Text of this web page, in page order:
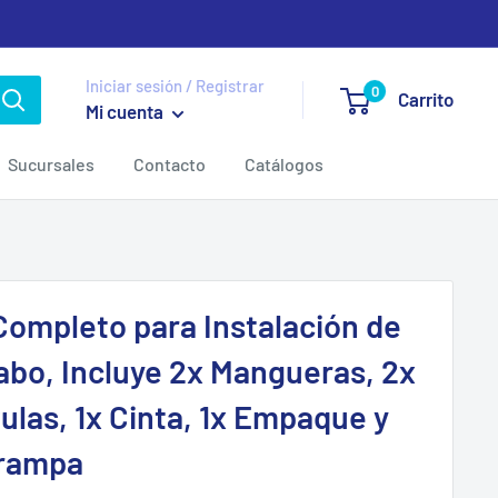
Iniciar sesión / Registrar
Mi cuenta
0 Carrito
Sucursales Contacto Catálogos
para Instalación de
Incluye 2x Mangueras, 2x
1x Cinta, 1x Empaque y